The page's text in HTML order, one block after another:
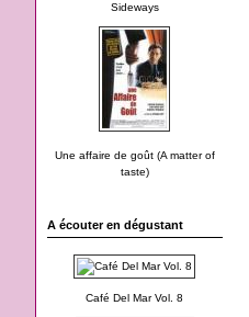
Sideways
Une affaire de goût (A matter of
taste)
A écouter en dégustant
Café Del Mar Vol. 8